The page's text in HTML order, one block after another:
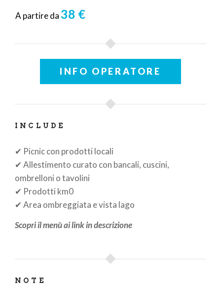
A partire da 38 €
INFO OPERATORE
INCLUDE
✔ Picnic con prodotti locali
✔ Allestimento curato con bancali, cuscini,
ombrelloni o tavolini
✔ Prodotti km0
✔ Area ombreggiata e vista lago
Scopri il menù ai link in descrizione
NOTE